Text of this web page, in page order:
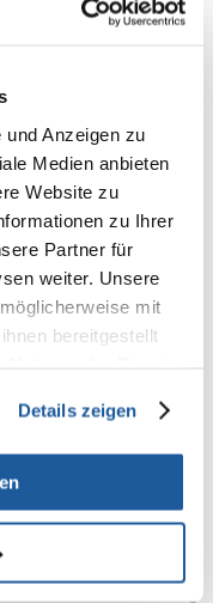
Anzeigen zu
Medien anbieten
Website zu
zu Ihrer
Partner für
weiter. Unsere
mit
bereitgestellt
Details zeigen
die Edelstahlkante.
eingraben
die natürliche Form des
Knopf drücken und
ein gut gepflegtes und
kühlt sie im Sommer.
wichtig. Darüber hinaus
zu minimieren.